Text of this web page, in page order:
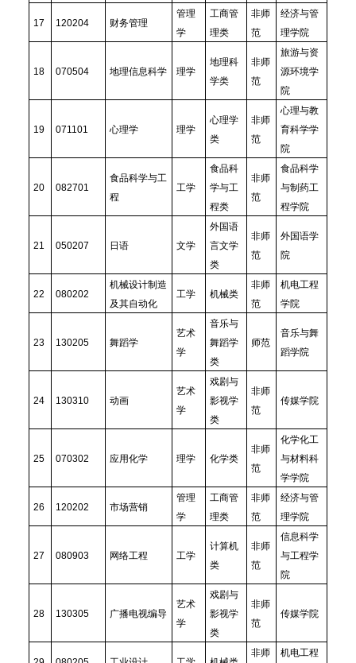
17 120204 财务管理
管理
学
工商管
理类
非师
范
经济与管
理学院
18 070504 地理信息科学 理学
地理科
学类
非师
范
旅游与资
源环境学
院
19 071101 心理学 理学
心理学
类
非师
范
心理与教
育科学学
院
20 082701
食品科学与工
程
工学
食品科
学与工
程类
非师
范
食品科学
与制药工
程学院
21 050207 日语 文学
外国语
言文学
类
非师
范
外国语学
院
22 080202
机械设计制造
及其自动化
工学 机械类
非师
范
机电工程
学院
23 130205 舞蹈学
艺术
学
音乐与
舞蹈学
类
师范
音乐与舞
蹈学院
24 130310 动画
艺术
学
戏剧与
影视学
类
非师
范
传媒学院
25 070302 应用化学 理学 化学类
非师
范
化学化工
与材料科
学学院
26 120202 市场营销
管理
学
工商管
理类
非师
范
经济与管
理学院
27 080903 网络工程 工学
计算机
类
非师
范
信息科学
与工程学
院
28 130305 广播电视编导
艺术
学
戏剧与
影视学
类
非师
范
传媒学院
非师 机电工程